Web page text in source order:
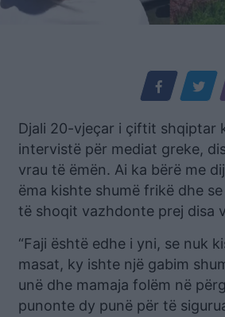
Djali 20-vjeçar i çiftit shqiptar
intervistë për mediat greke,
vrau të ëmën. Ai ka bërë me
ëma kishte shumë frikë dhe
të shoqit vazhdonte prej disa
“Faji është edhe i yni, se nuk
masat, ky ishte një gabim
unë dhe mamaja folëm në
punonte dy punë për të